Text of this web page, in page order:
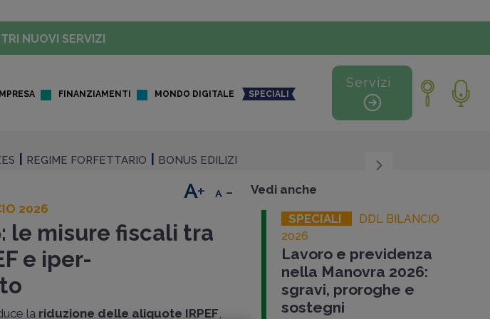
NUOVI SERVIZI
FINANZIAMENTI MONDO DIGITALE SPECIALI
Servizi
REGIME FORFETTARIO BONUS EDILIZI
2026
le misure fiscali tra
e iper-
la riduzione delle aliquote IRPEF,
+ - Vedi anche
SPECIALI
DDL BILANCIO
2026
Lavoro e previdenza
nella Manovra 2026:
sgravi, proroghe e
sostegni